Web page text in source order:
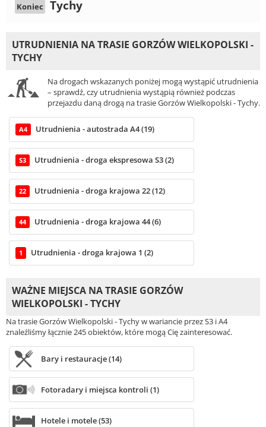
Koniec Tychy
UTRUDNIENIA NA TRASIE GORZÓW WIELKOPOLSKI -
TYCHY
Na drogach wskazanych poniżej mogą wystąpić utrudnienia
– sprawdź, czy utrudnienia wystąpią również podczas
przejazdu daną drogą na trasie Gorzów Wielkopolski - Tychy.
A4 Utrudnienia - autostrada A4 (19)
S3 Utrudnienia - droga ekspresowa S3 (2)
22 Utrudnienia - droga krajowa 22 (12)
44 Utrudnienia - droga krajowa 44 (6)
1 Utrudnienia - droga krajowa 1 (2)
WAŻNE MIEJSCA NA TRASIE GORZÓW
WIELKOPOLSKI - TYCHY
Na trasie Gorzów Wielkopolski - Tychy w wariancie przez S3 i A4
znaleźliśmy łącznie 245 obiektów, które mogą Cię zainteresować.
Bary i restauracje (14)
Fotoradary i miejsca kontroli (1)
Hotele i motele (53)